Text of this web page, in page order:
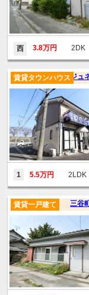
西 3.8万円 2DK
ジ
賃貸タウンハウス
1 5.5万円 2LDK
三谷
賃貸一戸建て